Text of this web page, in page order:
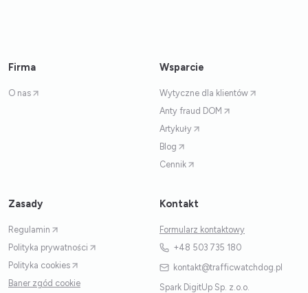
Firma
O nas
Wsparcie
Wytyczne dla klientów
Anty fraud DOM
Artykuły
Blog
Cennik
Zasady
Regulamin
Polityka prywatności
Polityka cookies
Baner zgód cookie
Kontakt
Formularz kontaktowy
+48 503 735 180
kontakt@trafficwatchdog.pl
Spark DigitUp Sp. z.o.o.